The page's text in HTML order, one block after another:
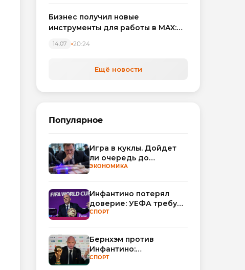
Бизнес получил новые
инструменты для работы в MAX:
автоматизируют обработку
14.07 20:24
Ещё новости
Популярное
Игра в куклы. Дойдет
ли очередь до
Миллера?
ЭКОНОМИКА
Инфантино потерял
доверие: УЕФА требует
смены руководства
СПОРТ
Бернхэм против
Инфантино:
политический кризис в
СПОРТ